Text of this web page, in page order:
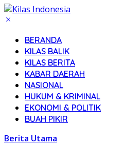
BERANDA
KILAS BALIK
KILAS BERITA
KABAR DAERAH
NASIONAL
HUKUM & KRIMINAL
EKONOMI & POLITIK
BUAH PIKIR
Berita Utama